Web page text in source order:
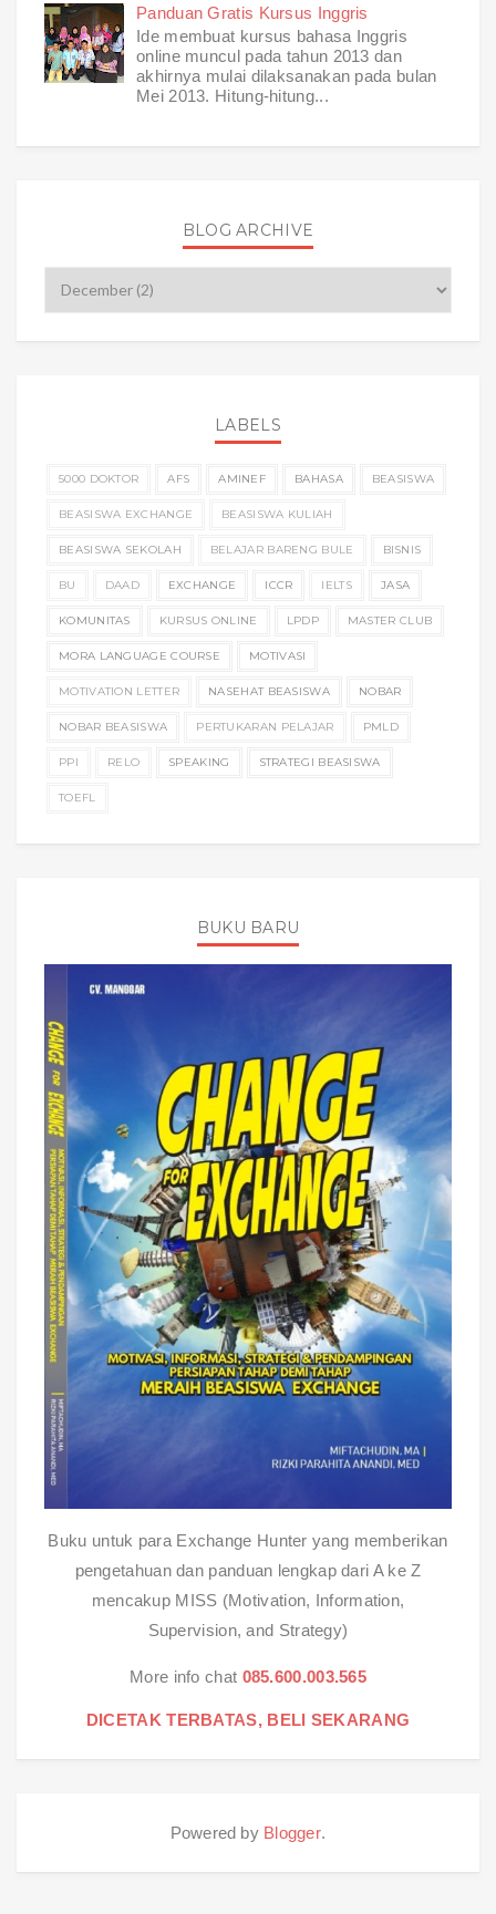
Panduan Gratis Kursus Inggris
Ide membuat kursus bahasa Inggris
online muncul pada tahun 2013 dan
akhirnya mulai dilaksanakan pada bulan
Mei 2013. Hitung-hitung...
BLOG ARCHIVE
LABELS
5000 DOKTOR AFS AMINEF BAHASA BEASISWA
BEASISWA EXCHANGE BEASISWA KULIAH
BEASISWA SEKOLAH BELAJAR BARENG BULE BISNIS
BU DAAD EXCHANGE ICCR IELTS JASA
KOMUNITAS KURSUS ONLINE LPDP MASTER CLUB
MORA LANGUAGE COURSE MOTIVASI
MOTIVATION LETTER NASEHAT BEASISWA NOBAR
NOBAR BEASISWA PERTUKARAN PELAJAR PMLD
PPI RELO SPEAKING STRATEGI BEASISWA
TOEFL
BUKU BARU
Buku untuk para Exchange Hunter yang memberikan
pengetahuan dan panduan lengkap dari A ke Z
mencakup MISS (Motivation, Information,
Supervision, and Strategy)
More info chat 085.600.003.565
DICETAK TERBATAS, BELI SEKARANG
Powered by Blogger.